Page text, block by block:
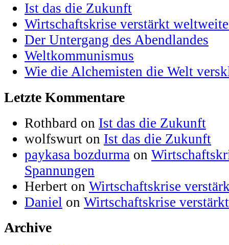
Ist das die Zukunft
Wirtschaftskrise verstärkt
Der Untergang des Abendlandes
Weltkommunismus
Wie die Alchemisten die Welt
Letzte Kommentare
Rothbard on Ist das die Zukunft
wolfswurt on Ist das die Zukunft
paykasa bozdurma on
Spannungen
Herbert on Wirtschaftskrise
Daniel on Wirtschaftskrise
Archive